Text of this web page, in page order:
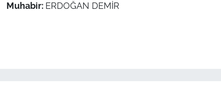
Muhabir: ERDOĞAN DEMİR